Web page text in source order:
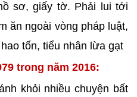
sơ, giấy tờ. Phải lui tới
ăn ngoài vòng pháp luật,
tốn, tiểu nhân lừa gạt
trong năm 2016:
khỏi nhiều chuyện bất